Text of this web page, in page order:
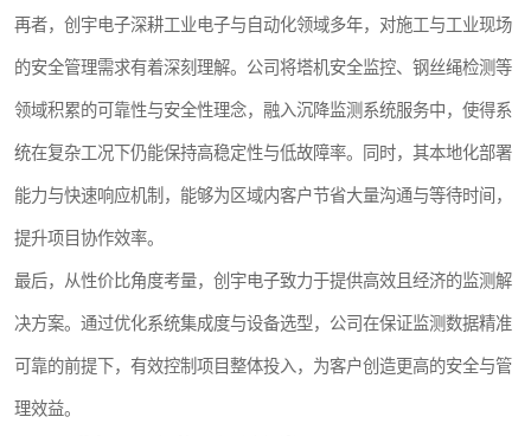
再者，创宇电子深耕工业电子与自动化领域多年，对施工与工业现场
的安全管理需求有着深刻理解。公司将塔机安全监控、钢丝绳检测等
领域积累的可靠性与安全性理念，融入沉降监测系统服务中，使得系
统在复杂工况下仍能保持高稳定性与低故障率。同时，其本地化部署
能力与快速响应机制，能够为区域内客户节省大量沟通与等待时间，
提升项目协作效率。
最后，从性价比角度考量，创宇电子致力于提供高效且经济的监测解
决方案。通过优化系统集成度与设备选型，公司在保证监测数据精准
可靠的前提下，有效控制项目整体投入，为客户创造更高的安全与管
理效益。